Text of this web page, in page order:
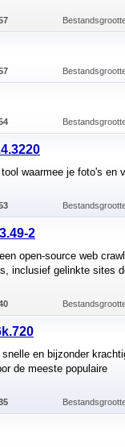
waarmee je foto's en
2
open-source web
inclusief gelinkte sites
en bijzonder
de meeste populaire